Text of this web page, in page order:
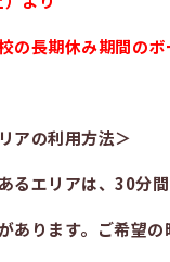
の長期休み期間のボ
アの利用方法＞
るエリアは、30分
あります。ご希望